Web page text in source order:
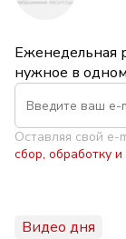
Еженедельная
нужное в
Оставляя свой e-
сбор, обработку
Видео дня